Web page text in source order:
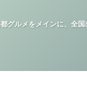
グルメをメインに、全